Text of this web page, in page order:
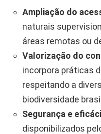
Ampliação do
naturais
áreas remotas ou
Valorização do
incorpora práticas
respeitando a
biodiversidade
Segurança e
disponibilizados